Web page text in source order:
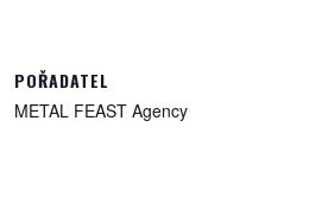
POŘADATEL
METAL FEAST Agency